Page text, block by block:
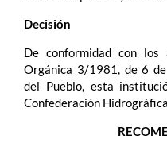
Decisión
De conformidad con
Orgánica 3/1981, de 6
del Pueblo, esta
Confederación